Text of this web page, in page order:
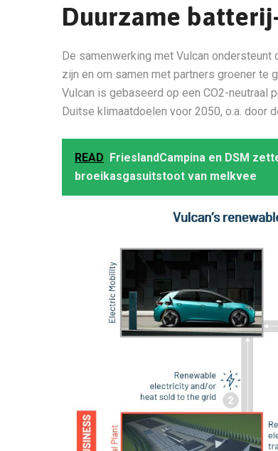
Duurzame
De samenwerking met Vulcan ondersteunt
zijn en om samen met partners groener te
Vulcan is gebaseerd op een CO2-neutraal
Duitse klimaatdoelen voor 2050, o.a. door
READ FrieslandCampina en DSM
broeikasgasuitstoot van melkvee